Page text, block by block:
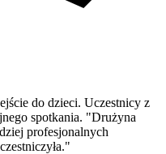
do dzieci. Uczestnicy z
spotkania. "Drużyna
profesjonalnych